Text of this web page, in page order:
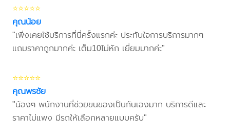
⭐⭐⭐⭐⭐
คุณน้อย
"เพิ่งเคยใช้บริการที่นี่ครั้งแรกค่ะ ประทับใจการบริการมากๆ
แถมราคาถูกมากค่ะ เต็ม10ไม่หัก เยี่ยมมากค่ะ"
⭐⭐⭐⭐⭐
คุณพรชัย
"น้องๆ พนักงานที่ช่วยขนของเป็นกันเองมาก บริการดีและ
ราคาไม่แพง มีรถให้เลือกหลายแบบครับ"